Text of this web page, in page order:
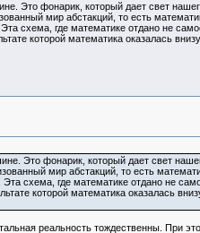
Это фонарик, который дает свет
мир абстакций, то есть
схема, где математике отдано не
которой математика оказалась
Это фонарик, который дает свет
мир абстакций, то есть
схема, где математике отдано не
которой математика оказалась
реальность тождественны. При